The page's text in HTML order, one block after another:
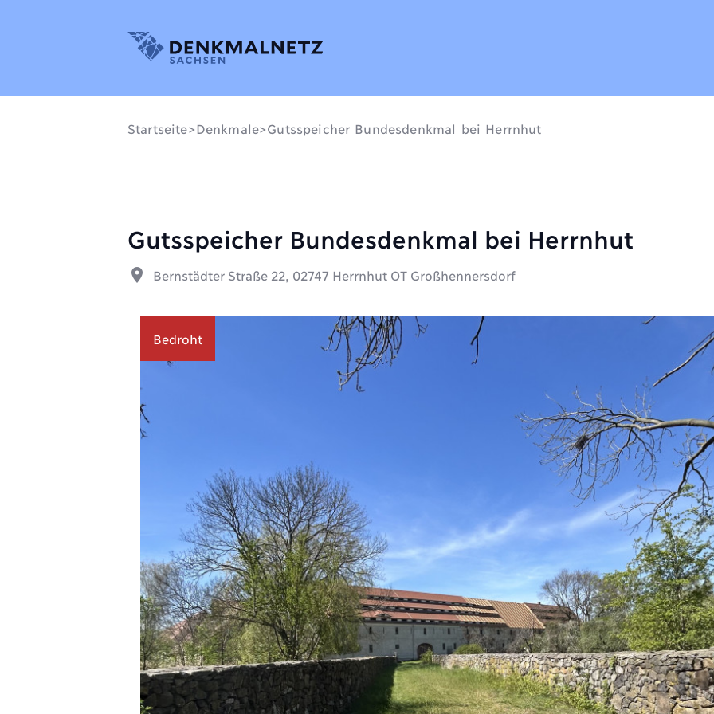
Denkmalnetz Sachsen
Startseite>Denkmale>Gutsspeicher Bundesdenkmal bei Herrnhut
Gutsspeicher Bundesdenkmal bei Herrnhut
place Bernstädter Straße 22, 02747 Herrnhut OT Großhennersdorf
Bedroht